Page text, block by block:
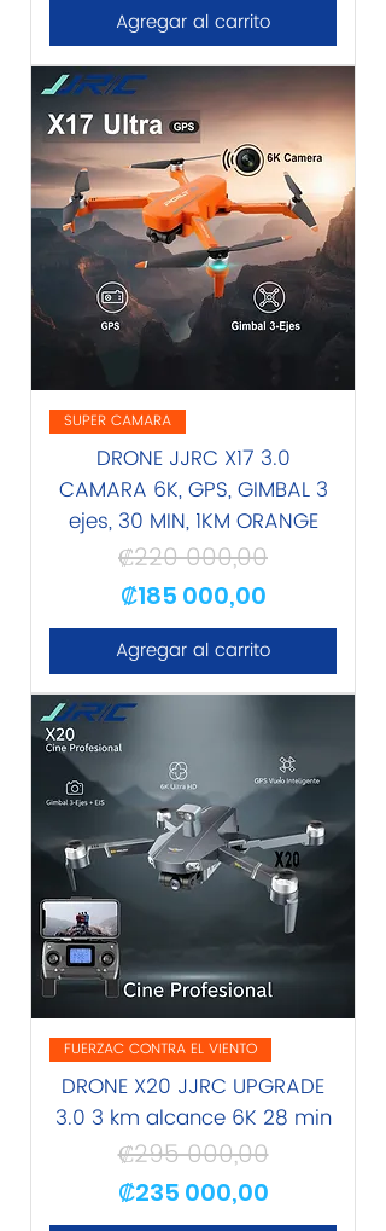
Agregar al carrito
SUPER CAMARA
DRONE JJRC X17 3.0
CAMARA 6K, GPS, GIMBAL 3
ejes, 30 MIN, 1KM ORANGE
Precio
₡220 000,00
Precio de oferta
₡185 000,00
Agregar al carrito
FUERZAC CONTRA EL VIENTO
DRONE X20 JJRC UPGRADE
3.0 3 km alcance 6K 28 min
Precio
₡295 000,00
Precio de oferta
₡235 000,00